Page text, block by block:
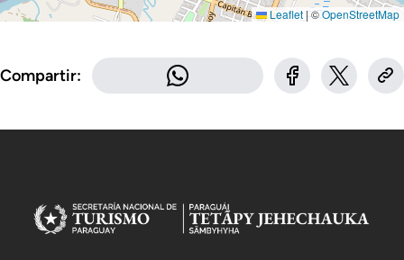
Leaflet|©OpenStreetMap
Compartir: